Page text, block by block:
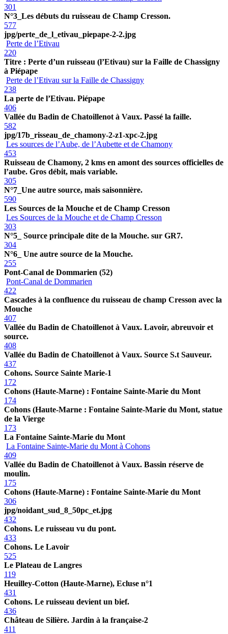
301
N°3_Les débuts du ruisseau de Champ Cresson.
577
jpg/perte_de_l_etivau_piepape-2-2.jpg
Perte de l’Etivau
220
Titre : Perte d’un ruisseau (l’Etivau) sur la Faille de Chassigny
à Piépape
Perte de l’Etivau sur la Faille de Chassigny
238
La perte de l’Etivau. Piépape
406
Vallée du Badin de Chatoillenot à Vaux. Passé la faille.
582
jpg/17b_risseau_de_chamony-2-z1-xpc-2.jpg
Les sources de l’Aube, de l’Aubette et de Chamony
453
Ruisseau de Chamony, 2 kms en amont des sources officielles de
l’aube. Gros débit, mais variable.
305
N°7_Une autre source, mais saisonnière.
590
Les Sources de la Mouche et de Champ Cresson
Les Sources de la Mouche et de Champ Cresson
303
N°5_ Source principale dite de la Mouche. sur GR7.
304
N°6_ Une autre source de la Mouche.
255
Pont-Canal de Dommarien (52)
Pont-Canal de Dommarien
422
Cascades à la confluence du ruisseau de champ Cresson avec la
Mouche
407
Vallée du Badin de Chatoillenot à Vaux. Lavoir, abreuvoir et
source.
408
Vallée du Badin de Chatoillenot à Vaux. Source S.t Sauveur.
437
Cohons. Source Sainte Marie-1
172
Cohons (Haute-Marne) : Fontaine Sainte-Marie du Mont
174
Cohons (Haute-Marne : Fontaine Sainte-Marie du Mont, statue
de la Vierge
173
La Fontaine Sainte-Marie du Mont
La Fontaine Sainte-Marie du Mont à Cohons
409
Vallée du Badin de Chatoillenot à Vaux. Bassin réserve de
moulin.
175
Cohons (Haute-Marne) : Fontaine Sainte-Marie du Mont
306
jpg/noidant_sud_8_50pc_et.jpg
432
Cohons. Le ruisseau vu du pont.
433
Cohons. Le Lavoir
525
Le Plateau de Langres
119
Heuilley-Cotton (Haute-Marne), Ecluse n°1
431
Cohons. Le ruisseau devient un bief.
436
Château de Silière. Jardin à la française-2
411